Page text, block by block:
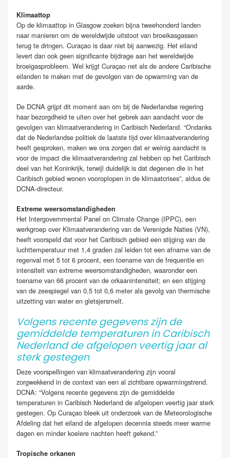
Klimaattop
Op de klimaattop in Glasgow zoeken bijna tweehonderd landen
naar manieren om de wereldwijde uitstoot van broeikasgassen
terug te dringen. Curaçao is daar niet bij aanwezig. Het eiland
levert dan ook geen significante bijdrage aan het wereldwijde
broeigasprobleem. Wel krijgt Curaçao net als de andere Caribische
eilanden te maken met de gevolgen van de opwarming van de
aarde.
De DCNA grijpt dit moment aan om bij de Nederlandse regering
haar bezorgdheid te uiten over het gebrek aan aandacht voor de
gevolgen van klimaatverandering in Caribisch Nederland. “Ondanks
dat de Nederlandse politiek de laatste tijd over klimaatverandering
heeft gesproken, maken we ons zorgen dat er weinig aandacht is
voor de impact die klimaatverandering zal hebben op het Caribisch
deel van het Koninkrijk, terwijl duidelijk is dat degenen die in het
Caribisch gebied wonen vooroplopen in de klimaatcrises”, aldus de
DCNA-directeur.
Extreme weersomstandigheden
Het Intergovernmental Panel on Climate Change (IPPC), een
werkgroep over Klimaatverandering van de Verenigde Naties (VN),
heeft voorspeld dat voor het Caribisch gebied een stijging van de
luchttemperatuur met 1,4 graden zal leiden tot een afname van de
regenval met 5 tot 6 procent, een toename van de frequentie en
intensiteit van extreme weersomstandigheden, waaronder een
toename van 66 procent van de orkaanintensiteit; en een stijging
van de zeespiegel van 0,5 tot 0,6 meter als gevolg van thermische
uitzetting van water en gletsjersmelt.
Volgens recente gegevens zijn de
gemiddelde temperaturen in Caribisch
Nederland de afgelopen veertig jaar al
sterk gestegen
Deze voorspellingen van klimaatverandering zijn vooral
zorgwekkend in de context van een al zichtbare opwarmingstrend.
DCNA: “Volgens recente gegevens zijn de gemiddelde
temperaturen in Caribisch Nederland de afgelopen veertig jaar sterk
gestegen. Op Curaçao bleek uit onderzoek van de Meteorologische
Afdeling dat het eiland de afgelopen decennia steeds meer warme
dagen en minder koelere nachten heeft gekend.”
Tropische orkanen